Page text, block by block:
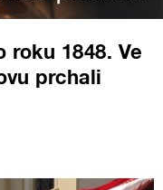
1848. Ve
prchali